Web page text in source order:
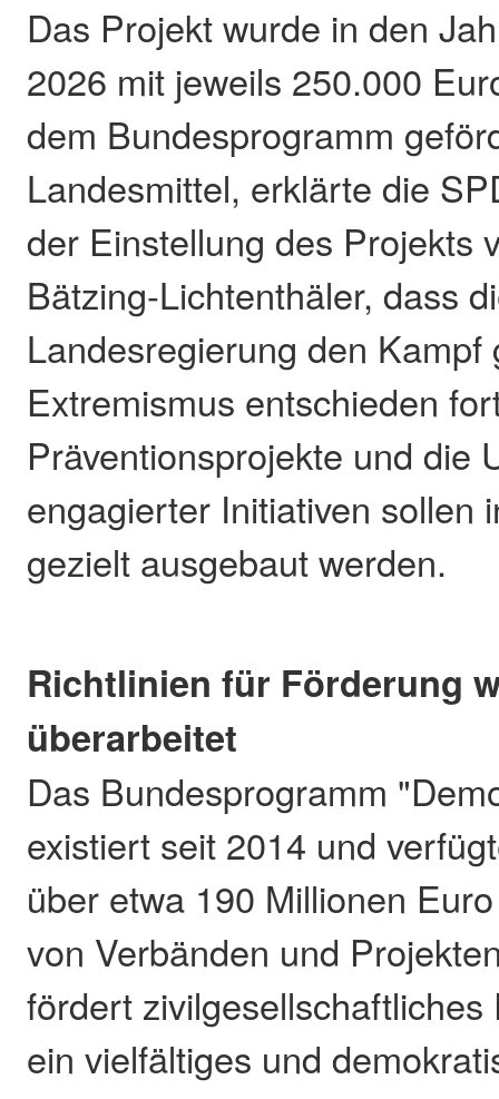
Das Projekt wurde in den
2026 mit jeweils 250.000
dem Bundesprogramm
Landesmittel, erklärte die
der Einstellung des Projekts
Bätzing-Lichtenthäler, dass
Landesregierung den Kampf
Extremismus entschieden
Präventionsprojekte und die
engagierter Initiativen sollen
gezielt ausgebaut werden.
Richtlinien für Förderung
überarbeitet
Das Bundesprogramm
existiert seit 2014 und
über etwa 190 Millionen
von Verbänden und
fördert
ein vielfältiges und